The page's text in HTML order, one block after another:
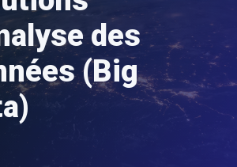
des
(Big